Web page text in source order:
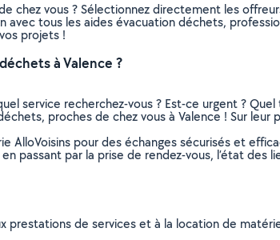
chez vous ? Sélectionnez directement les
avec tous les aides évacuation déchets,
projets !
à Valence ?
service recherchez-vous ? Est-ce urgent ?
proches de chez vous à Valence ! Sur
AlloVoisins pour des échanges sécurisés et
passant par la prise de rendez-vous, l’état
prestations de services et à la location de